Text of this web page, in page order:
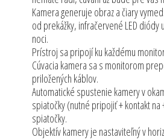
Kamera generuje obraz a čiary
od prekážky, infračervené LED diódy
noci.
Prístroj sa pripojí ku každému
Cúvacia kamera sa s monitorom
priložených káblov.
Automatické spustenie kamery v
spiatočky (nutné pripojiť + kontakt na
spiatočky.
Objektív kamery je nastaviteľný v